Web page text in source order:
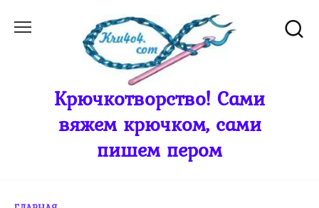
Крючкотворство! Сами
вяжем крючком, сами
пишем пером